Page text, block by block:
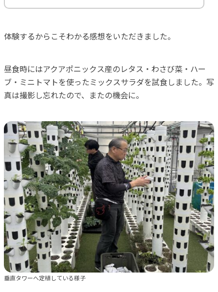
体験するからこそわかる感想をいただきました。
昼食時にはアクアポニックス産のレタス・わさび菜・ハー
ブ・ミニトマトを使ったミックスサラダを試食しました。写
真は撮影し忘れたので、またの機会に。
垂直タワーへ定植している様子